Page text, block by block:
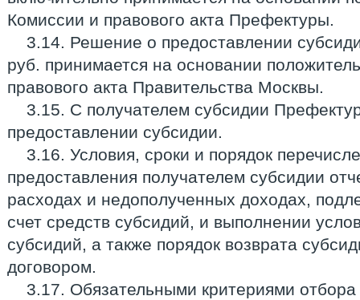
Комиссии и правового акта Префектуры.
3.14. Решение о предоставлении
руб. принимается на основании
правового акта Правительства Москвы.
3.15. С получателем субсидии
предоставлении субсидии.
3.16. Условия, сроки и порядок
предоставления получателем субсидии
расходах и недополученных доходах,
счет средств субсидий, и выполнении
субсидий, а также порядок возврата
договором.
3.17. Обязательными критериями